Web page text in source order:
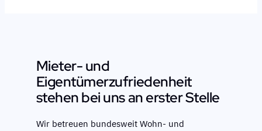
Mieter- und
Eigentümerzufriedenheit
stehen bei uns an erster Stelle
Wir betreuen bundesweit Wohn- und